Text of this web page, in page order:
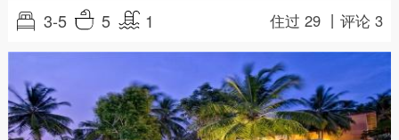
3-5 5 1 住过 29 丨评论 3